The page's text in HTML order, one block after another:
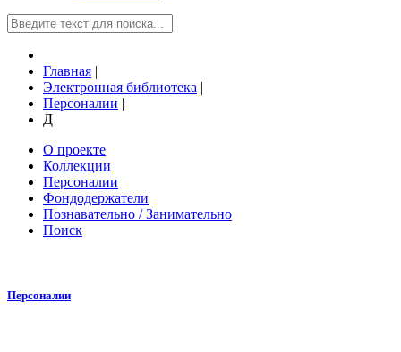
Главная |
Электронная библиотека |
Персоналии |
Д
О проекте
Коллекции
Персоналии
Фондодержатели
Познавательно / Занимательно
Поиск
Персоналии